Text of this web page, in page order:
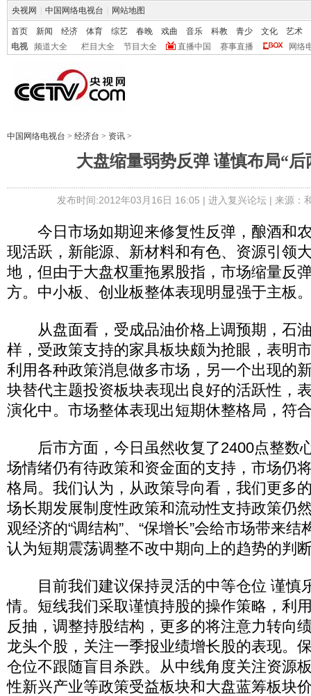
央视网 中国网络电视台 网站地图
首页 新闻 经济 体育 综艺 春晚 戏曲 音乐 科教 青少 文化
艺术
电视
频道大全 栏目大全 节目大全 直播中国 赛事直播 网络
中国网络电视台 > 经济台 > 资讯 >
大盘缩量弱势反弹 谨慎布局“后
发布时间:2012年03月16日 16:05 | 进入复兴论坛| 来源：
今日市场如期迎来修复性反弹，酿酒和
现活跃，新能源、新材料和有色、资源引领
地，但由于大盘权重拖累股指，市场缩量反
方。中小板、创业板整体表现明显强于主板
从盘面看，受成品油价格上调预期，石
样，受政策支持的家具板块颇为抢眼，表明
利用各种政策消息做多市场，另一个出现的
块替代主题投资板块表现出良好的活跃性，
演化中。市场整体表现出短期休整格局，符
后市方面，今日虽然收复了2400点整数
场情绪仍有待政策和资金面的支持，市场仍
格局。我们认为，从政策导向看，我们更多
场长期发展制度性政策和流动性支持政策仍
观经济的“调结构”、“保增长”会给市场带来
认为短期震荡调整不改中期向上的趋势的判
目前我们建议保持灵活的中等仓位 谨慎乐
情。短线我们采取谨慎持股的操作策略，利
反抽，调整持股结构，更多的将注意力转向
龙头个股，关注一季报业绩增长股的表现。
仓位不跟随盲目杀跌。从中线角度关注资源
性新兴产业等政策受益板块和大盘蓝筹板块